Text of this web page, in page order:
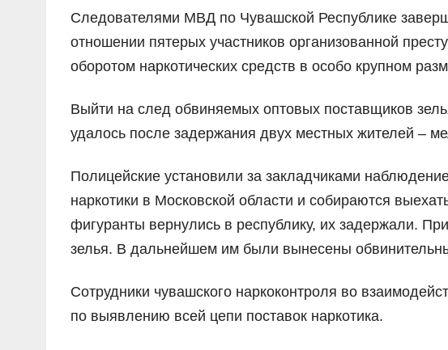
Следователями МВД по Чувашской Республике
отношении пятерых участников организованной
оборотом наркотических средств в особо крупном
Выйти на след обвиняемых оптовых поставщиков
удалось после задержания двух местных жителей –
Полицейские установили за закладчиками
наркотики в Московской области и собираются
фигуранты вернулись в республику, их задержали.
зелья. В дальнейшем им были вынесены
Сотрудники чувашского наркоконтроля во
по выявлению всей цепи поставок наркотика.